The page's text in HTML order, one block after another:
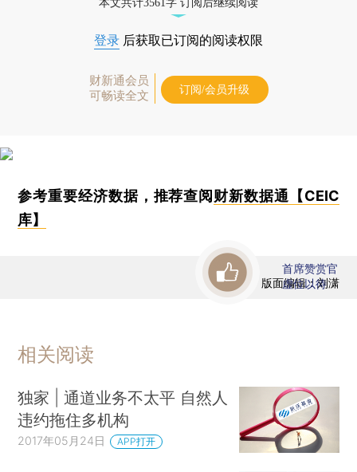
本文共计3561字 订阅后继续阅读
登录 后获取已订阅的阅读权限
财新通会员
可畅读全文
订阅/会员升级
参考重要经济数据，推荐查阅 财新数据通【CEIC
库】
版面编辑：刘潇
首席赞赏官
虚位以待
相关阅读
独家 | 通道业务不太平 自然人
违约拖住多机构
2017年05月24日 APP打开